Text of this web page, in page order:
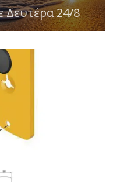
Δευτέρα 24/8